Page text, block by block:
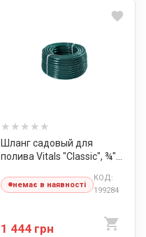
Шланг садовый для
полива Vitals "Classic", ¾"
немає в наявності
КОД:
199284
1 444 грн